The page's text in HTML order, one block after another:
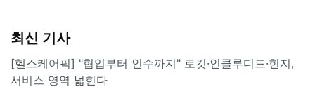
최신 기사
[헬스케어픽] "협업부터 인수까지" 로킷·인클루디드·힌지,
서비스 영역 넓힌다